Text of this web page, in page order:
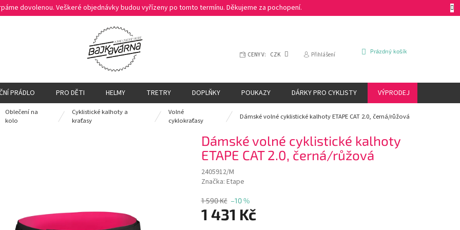
dovolenou. Veškeré objednávky budou vyřízeny po tomto termínu. Děkujeme za pochopení.
CENY V: CZK Přihlášení
NÁKUPNÍ
Prázdný košík
PRÁDLO PRO DĚTI HELMY TRETRY DOPLŇKY POUKAZY DÁRKY PRO CYKLISTY VÝPRODEJ
Oblečení na
kolo
Cyklistické kalhoty a
kraťasy
Volné
cyklokraťasy
Dámské volné cyklistické kalhoty ETAPE CAT 2.0, černá/růžová
Dámské volné cyklistické kalhoty
ETAPE CAT 2.0, černá/růžová
2405912/M
Značka: Etape
1 590 Kč –10 %
1 431 Kč